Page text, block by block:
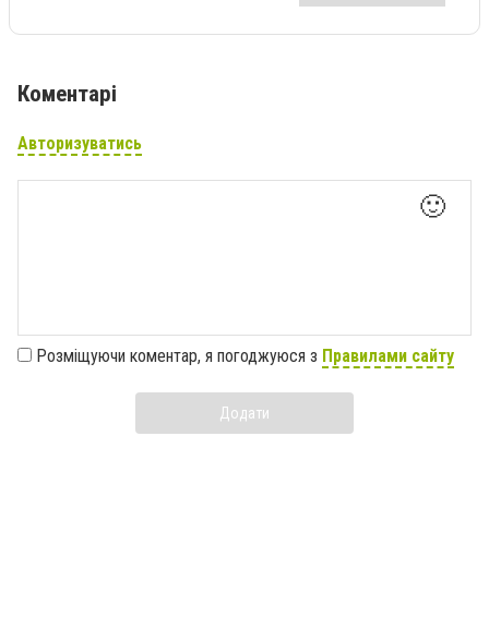
Коментарі
Авторизуватись
🙂
Розміщуючи коментар, я погоджуюся з Правилами сайту
Додати